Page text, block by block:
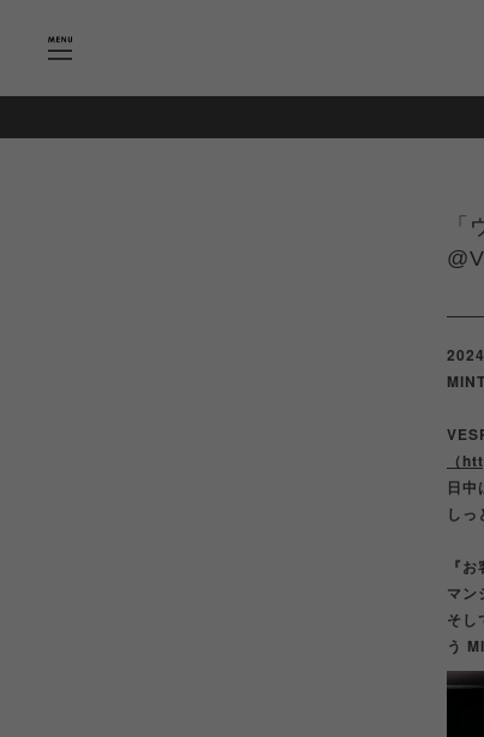
（
日中
しっ
『
マン
そし
う